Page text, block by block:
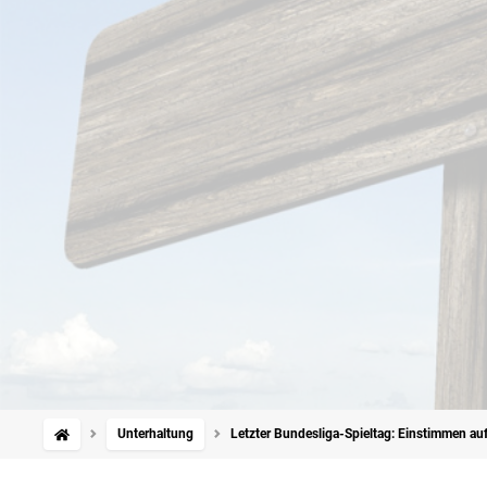
Unterhaltung Letzter Bundesliga-Spieltag: Einstimmen